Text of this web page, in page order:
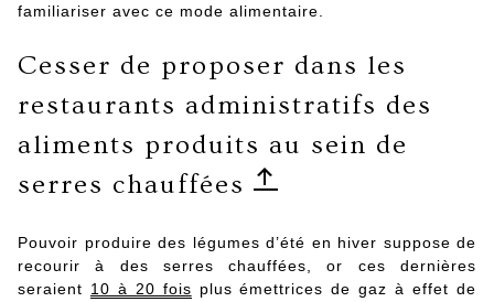
familiariser avec ce mode alimentaire.
Cesser de proposer dans les
restaurants administratifs des
aliments produits au sein de
serres chauffées
Pouvoir produire des légumes d’été en hiver suppose de
recourir à des serres chauffées, or ces dernières
seraient 10 à 20 fois plus émettrices de gaz à effet de